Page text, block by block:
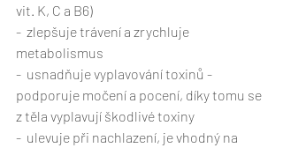
vit. K, C a B6)
-  zlepšuje trávení a zrychluje
metabolismus
-  usnadňuje vyplavování toxinů -
podporuje močení a pocení, díky tomu se
z těla vyplavují škodlivé toxiny
-  ulevuje při nachlazení, je vhodný na